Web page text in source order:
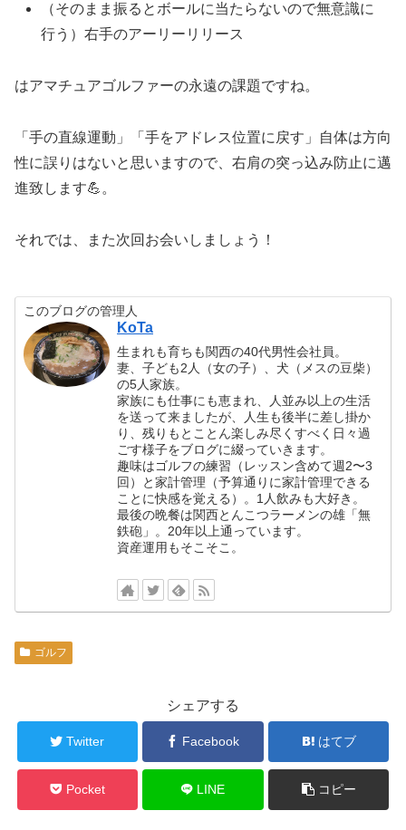
（そのまま振るとボールに当たらないので無意識に
行う）右手のアーリーリリース
はアマチュアゴルファーの永遠の課題ですね。
「手の直線運動」「手をアドレス位置に戻す」自体は方向
性に誤りはないと思いますので、右肩の突っ込み防止に邁
進致します💪。
それでは、また次回お会いしましょう！
このブログの管理人
KoTa
生まれも育ちも関西の40代男性会社員。
妻、子ども2人（女の子）、犬（メスの豆柴）
の5人家族。
家族にも仕事にも恵まれ、人並み以上の生活
を送って来ましたが、人生も後半に差し掛か
り、残りもとことん楽しみ尽くすべく日々過
ごす様子をブログに綴っていきます。
趣味はゴルフの練習（レッスン含めて週2〜3
回）と家計管理（予算通りに家計管理できる
ことに快感を覚える）。1人飲みも大好き。
最後の晩餐は関西とんこつラーメンの雄「無
鉄砲」。20年以上通っています。
資産運用もそこそこ。
ゴルフ
シェアする
Twitter Facebook はてブ
Pocket LINE コピー